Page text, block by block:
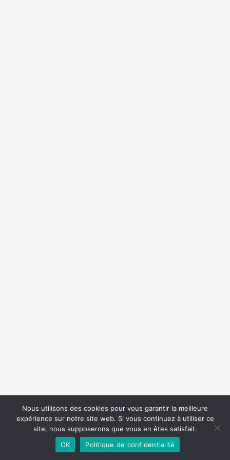
Nous utilisons des cookies pour vous garantir la meilleure
expérience sur notre site web. Si vous continuez à utiliser ce
site, nous supposerons que vous en êtes satisfait.
OK
Politique de confidentialité